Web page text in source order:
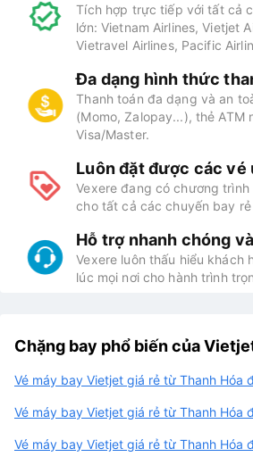
Tích hợp trực tiếp với tất cả
lớn: Vietnam Airlines, Vietjet
Vietravel Airlines, Pacific
Đa dạng hình thức
Thanh toán đa dạng và an
(Momo, Zalopay...), thẻ ATM
Visa/Master.
Luôn đặt được các vé
Vexere đang có chương
cho tất cả các chuyến bay
Hỗ trợ nhanh chóng
Vexere luôn thấu hiểu khách
lúc mọi nơi cho hành trình
Chặng bay phổ biến của
Vé máy bay Vietjet giá rẻ từ Thanh Hóa
Vé máy bay Vietjet giá rẻ từ Thanh Hóa
Vé máy bay Vietjet giá rẻ từ Thanh Hóa